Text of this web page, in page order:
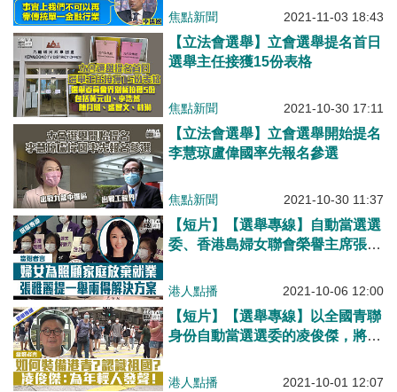
林智遠：建立土地梯階
最大痛點 李浩然：不可以再靠傳
告雷聲大雨點少
焦點新聞 2021-11-03 18:43
【立法會選舉】立會選舉提名首日
選舉主任接獲15份表格
焦點新聞 2021-10-30 17:11
【立法會選舉】立會選舉開始提名
李慧琼盧偉國率先報名參選
焦點新聞 2021-10-30 11:37
【短片】【選舉專線】自動當選選
委、香港島婦女聯會榮譽主席張雅
區褓姆」釋放年輕婦女勞動力、為
港人點播 2021-10-06 12:00
【短片】【選舉專線】以全國青聯
身份自動當選選委的凌俊傑，將怎
用資源裝備香港年輕人、及認識祖
港人點播 2021-10-01 12:07